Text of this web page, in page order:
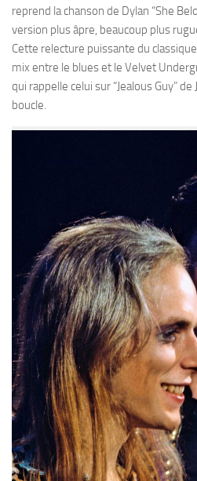
reprend la chanson de Dylan “She
version plus âpre, beaucoup plus
Cette relecture puissante du
mix entre le blues et le Velvet
qui rappelle celui sur “Jealous Guy”
boucle.